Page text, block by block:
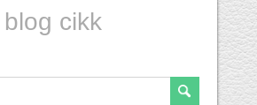
cikk